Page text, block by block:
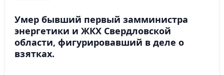
Личный кабинет
Управляйте объявлениями, отслеживайте
Умер бывший первый замминистра
энергетики и ЖКХ Свердловской
области, фигурировавший в деле о
взятках.